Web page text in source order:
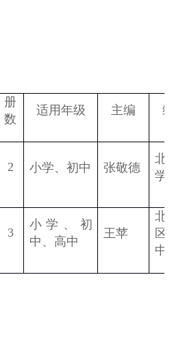
册
数
适用年级 主编 编
2 小学、初中 张敬德
北京
学研
3
小学、初
中、高中
王苹
北京
区教
中心